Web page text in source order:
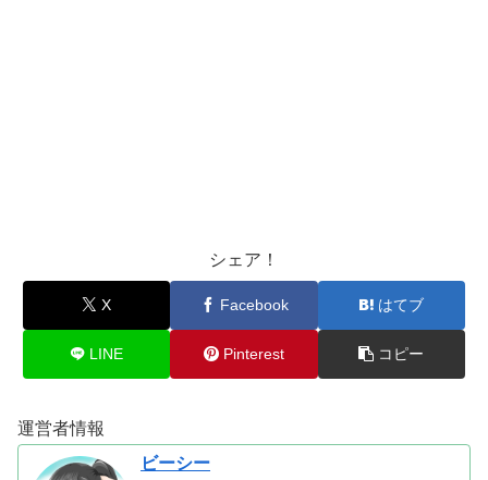
シェア！
X Facebook はてブ
LINE Pinterest コピー
運営者情報
ビーシー